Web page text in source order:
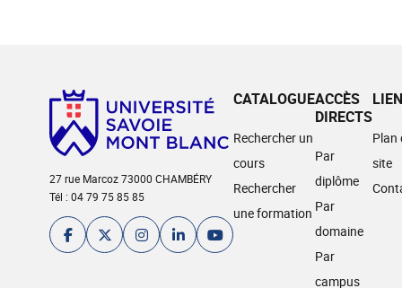
27 rue Marcoz 73000 CHAMBÉRY
Tél : 04 79 75 85 85
CATALOGUE
Rechercher un
cours
Rechercher
une formation
ACCÈS
DIRECTS
Par
diplôme
Par
domaine
Par
campus
Plan
site